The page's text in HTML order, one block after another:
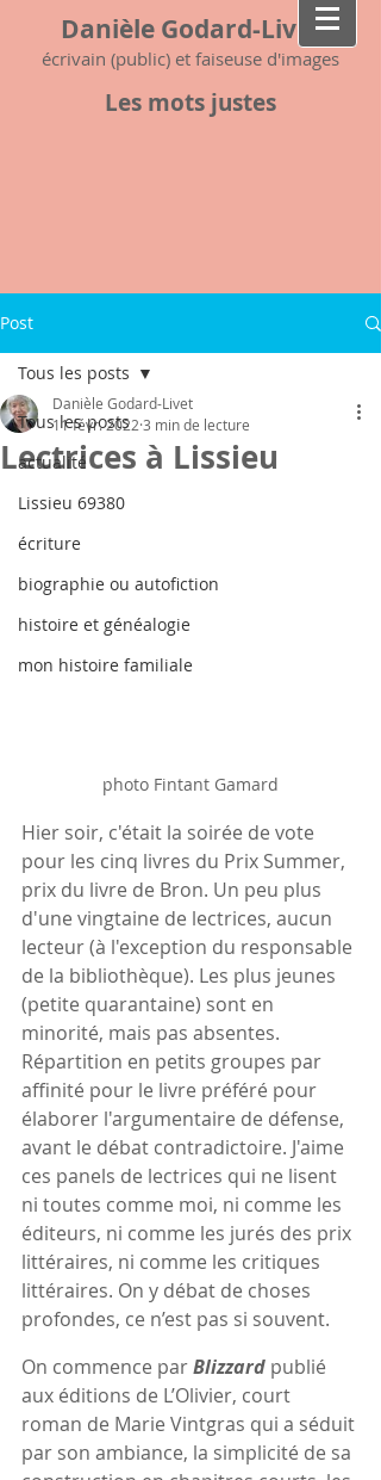
Danièle Godard-Livet
écrivain (public) et faiseuse d'images
Les mots justes
Post
Tous les posts
actualité
Lissieu 69380
écriture
biographie ou autofiction
histoire et généalogie
mon histoire familiale
Tous les posts
Lectrices à Lissieu
Danièle Godard-Livet
11 févr. 2022 3 min de lecture
photo Fintant Gamard
Hier soir, c'était la soirée de vote
pour les cinq livres du Prix Summer,
prix du livre de Bron. Un peu plus
d'une vingtaine de lectrices, aucun
lecteur (à l'exception du responsable
de la bibliothèque). Les plus jeunes
(petite quarantaine) sont en
minorité, mais pas absentes.
Répartition en petits groupes par
affinité pour le livre préféré pour
élaborer l'argumentaire de défense,
avant le débat contradictoire. J'aime
ces panels de lectrices qui ne lisent
ni toutes comme moi, ni comme les
éditeurs, ni comme les jurés des prix
littéraires, ni comme les critiques
littéraires. On y débat de choses
profondes, ce n’est pas si souvent.
On commence par Blizzard publié
aux éditions de L’Olivier, court
roman de Marie Vintgras qui a séduit
par son ambiance, la simplicité de sa